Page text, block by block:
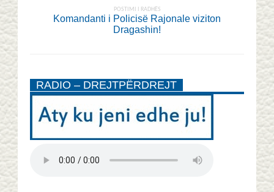
POSTIMI I RADHËS
Komandanti i Policisë Rajonale viziton
Dragashin!
RADIO – DREJTPËRDREJT